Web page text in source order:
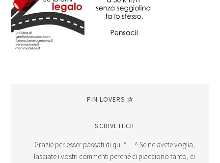
PIN LOVERS ✰
SCRIVETECI!
Grazie per esser passati di qui ^__^ Se ne avete voglia,
lasciate i vostri commenti perché ci piacciono tanto, ci